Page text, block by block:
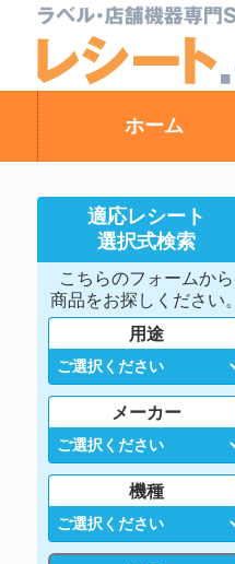
ホーム
適応レシート
選択式検索
こちらのフォームから
商品をお探しください。
用途
メーカー
機種